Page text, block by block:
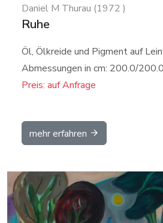
Daniel M Thurau (1972 )
Ruhe
Öl, Ölkreide und Pigment auf
Abmessungen in cm: 200.0/
Preis: auf Anfrage
mehr erfahren
Details